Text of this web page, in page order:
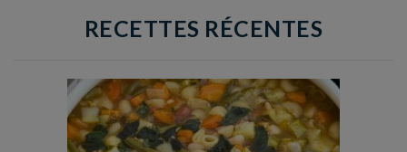
RECETTES RÉCENTES